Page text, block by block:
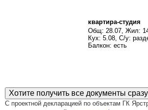
квартира-студия
Общ: 28.07, Жил:
Кух: 5.08, С/у:
Балкон: есть
Хотите получить все документы
С проектной декларацией по объектам ГК